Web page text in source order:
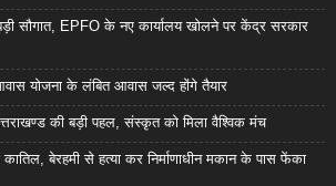
सौगात, EPFO के नए कार्यालय खोलने पर केंद्र सरकार
योजना के लंबित आवास जल्द होंगे तैयार
की बड़ी पहल, संस्कृत को मिला वैश्विक मंच
बेरहमी से हत्या कर निर्माणाधीन मकान के पास फेंका